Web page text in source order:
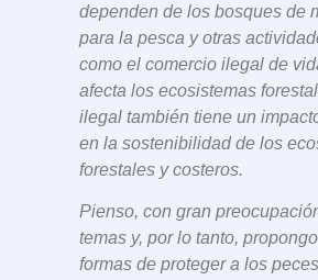
dependen de los bosques de
para la pesca y otras
como el comercio ilegal de
afecta los ecosistemas
ilegal también tiene un
en la sostenibilidad de los
forestales y costeros.
Pienso, con gran
temas y, por lo tanto,
formas de proteger a los peces